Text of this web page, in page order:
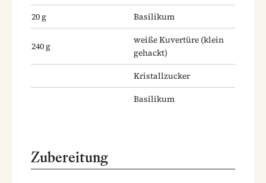
20g Basilikum
240g
weiße Kuvertüre (klein
gehackt)
Kristallzucker
Basilikum
Zubereitung